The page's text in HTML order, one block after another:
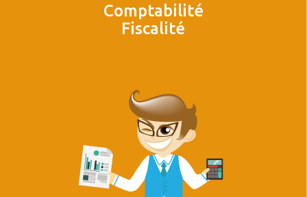
Comptabilité
Fiscalité